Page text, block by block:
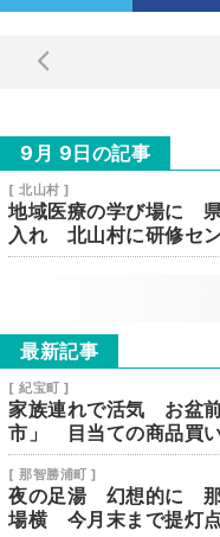
9月 9日の記事
[ 北山村 ]
地域医療の学び場に
入れ 北山村に研修セ
最新記事
[ 紀宝町 ]
家族連れで活気 お盆
市」 目当ての商品買
[ 那智勝浦町 ]
夜の足湯 幻想的に
場横 今月末まで提灯